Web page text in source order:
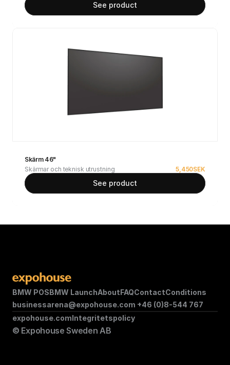
See product
Skärm 46"
Skärmar och teknisk utrustning
5,450SEK
See product
BMW POSBMW LaunchAboutFAQContactConditions
businessarena@expohouse.com +46 (0)8-544 767
© Expohouse Sweden AB
expohouse.comIntegritetspolicy